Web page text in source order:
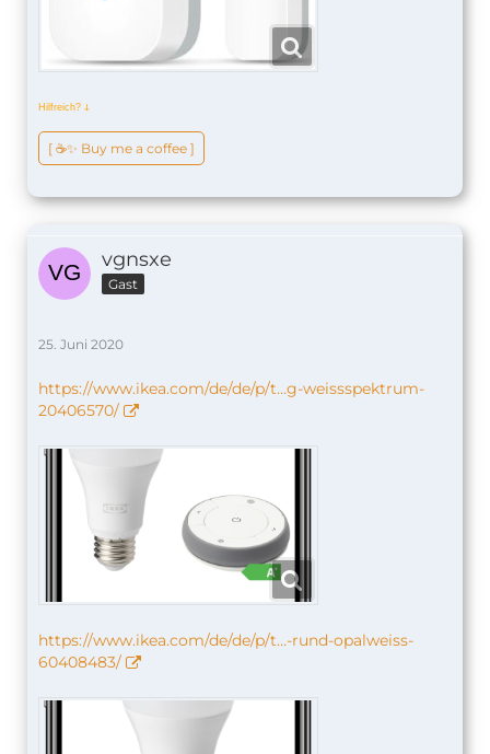
Hilfreich? ↆ
[ ☕️✨ Buy me a coffee ]
vgnsxe
Gast
25. Juni 2020
https://www.ikea.com/de/de/p/t…g-weissspektrum-
20406570/
https://www.ikea.com/de/de/p/t…-rund-opalweiss-
60408483/